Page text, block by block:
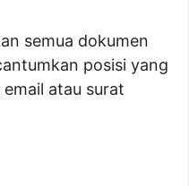
semua dokumen
posisi yang
atau surat